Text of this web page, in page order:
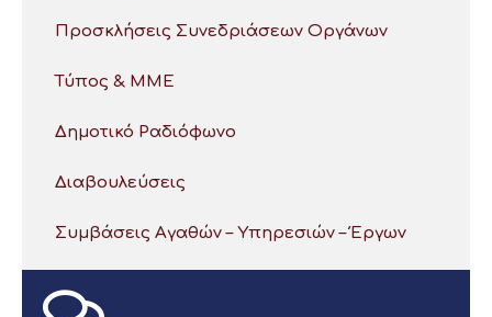
Προσκλήσεις Συνεδριάσεων Οργάνων
Τύπος & ΜΜΕ
Δημοτικό Ραδιόφωνο
Διαβουλεύσεις
Συμβάσεις Αγαθών – Υπηρεσιών – Έργων